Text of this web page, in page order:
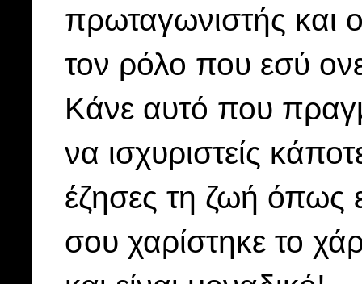
πρωταγωνιστής και
τον ρόλο που εσύ
Κάνε αυτό που
να ισχυριστείς
έζησες τη ζωή όπως
σου χαρίστηκε το